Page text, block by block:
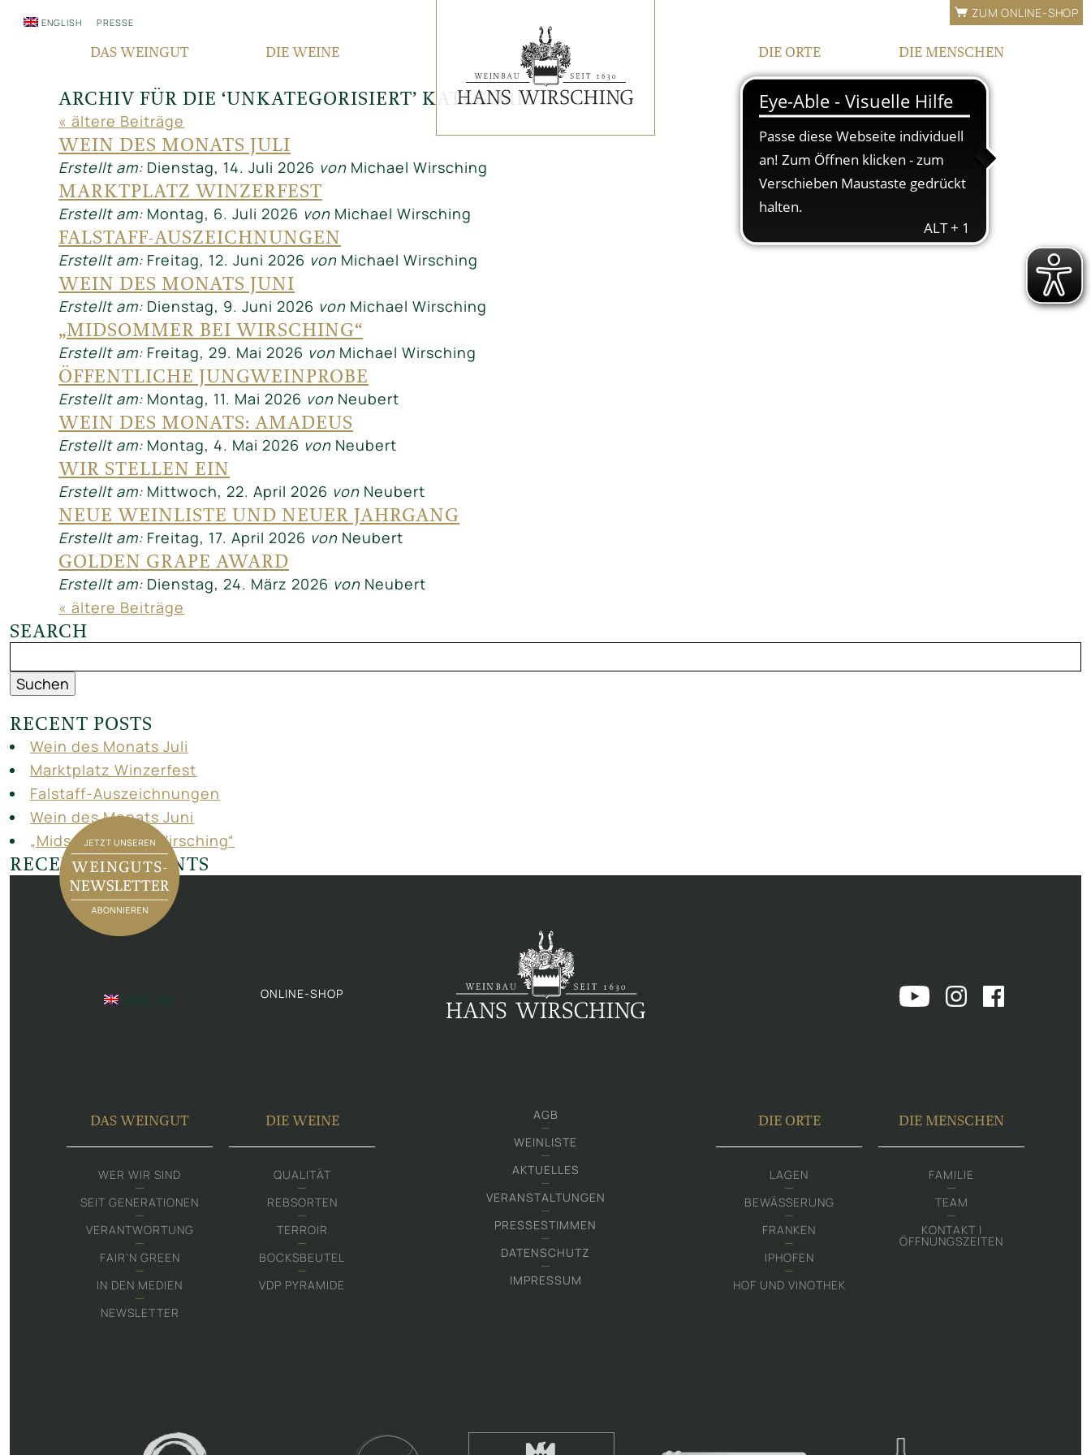
DAS WEINGUT
WER WIR SIND
SEIT GENERATIONEN
VERANTWORTUNG
FAIR‘N GREEN
IN DEN MEDIEN
NEWSLETTER
DIE WEINE
QUALITÄT
TERROIR
BOCKSBEUTEL
VDP PYRAMIDE
DIE ORTE
LAGEN
BEWÄSSERUNG
IPHOFEN
HOF UND VINOTHEK
DIE MENSCHEN
FAMILIE
TEAM
ÖFFNUNGSZEITEN
ENGLISH PRESSE
ZUM ONLINE-SHOP
ARCHIV FÜR DIE ‘UNKATEGORISIERT’ KATEGORIE
« ältere Beiträge
WEIN DES MONATS JULI
Erstellt am: Dienstag, 14. Juli 2026 von Michael Wirsching
MARKTPLATZ WINZERFEST
Erstellt am: Montag, 6. Juli 2026 von Michael Wirsching
FALSTAFF-AUSZEICHNUNGEN
Erstellt am: Freitag, 12. Juni 2026 von Michael Wirsching
WEIN DES MONATS JUNI
Erstellt am: Dienstag, 9. Juni 2026 von Michael Wirsching
„MIDSOMMER BEI WIRSCHING“
Erstellt am: Freitag, 29. Mai 2026 von Michael Wirsching
ÖFFENTLICHE JUNGWEINPROBE
Erstellt am: Montag, 11. Mai 2026 von Neubert
WEIN DES MONATS: AMADEUS
Erstellt am: Montag, 4. Mai 2026 von Neubert
WIR STELLEN EIN
Erstellt am: Mittwoch, 22. April 2026 von Neubert
NEUE WEINLISTE UND NEUER JAHRGANG
Erstellt am: Freitag, 17. April 2026 von Neubert
GOLDEN GRAPE AWARD
Erstellt am: Dienstag, 24. März 2026 von Neubert
« ältere Beiträge
SEARCH
RECENT POSTS
Wein des Monats Juli
Marktplatz Winzerfest
Falstaff-Auszeichnungen
Wein des Monats Juni
„Midsommer bei Wirsching“
RECENT COMMENTS
ENGLISH ONLINE-SHOP
DAS WEINGUT
WER WIR SIND
SEIT GENERATIONEN
VERANTWORTUNG
FAIR‘N GREEN
IN DEN MEDIEN
NEWSLETTER
DIE WEINE
QUALITÄT
REBSORTEN
TERROIR
BOCKSBEUTEL
VDP PYRAMIDE
AGB
WEINLISTE
AKTUELLES
VERANSTALTUNGEN
PRESSESTIMMEN
DATENSCHUTZ
IMPRESSUM
DIE ORTE
LAGEN
BEWÄSSERUNG
FRANKEN
IPHOFEN
HOF UND VINOTHEK
DIE MENSCHEN
FAMILIE
TEAM
KONTAKT |
ÖFFNUNGSZEITEN